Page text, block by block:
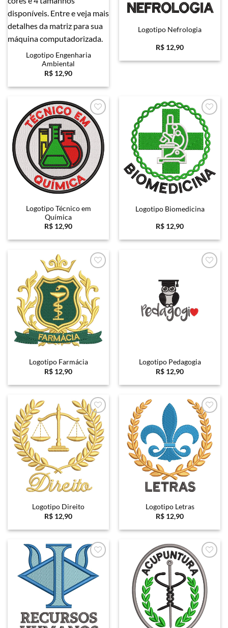
Logotipo Engenharia
Ambiental
R$ 12,90
Logotipo Nefrologia
R$ 12,90
Favoritar
Logotipo Técnico em
Química
R$ 12,90
Favoritar
Logotipo Biomedicina
R$ 12,90
Favoritar
Logotipo Farmácia
R$ 12,90
Logotipo Pedagogia
R$ 12,90
Favoritar
Logotipo Direito
R$ 12,90
Favoritar
Logotipo Letras
R$ 12,90
Favoritar Favoritar